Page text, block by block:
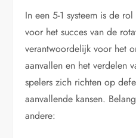
In een 5-1 systeem is de
voor het succes van de
verantwoordelijk voor het
aanvallen en het verdelen
spelers zich richten op
aanvallende kansen.
andere: